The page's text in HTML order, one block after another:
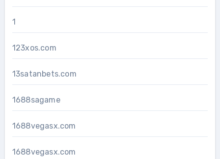
1
123xos.com
13satanbets.com
1688sagame
1688vegasx.com
1688vegasx.com